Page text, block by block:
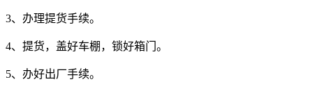
3、办理提货手续。
4、提货，盖好车棚，锁好箱门。
5、办好出厂手续。